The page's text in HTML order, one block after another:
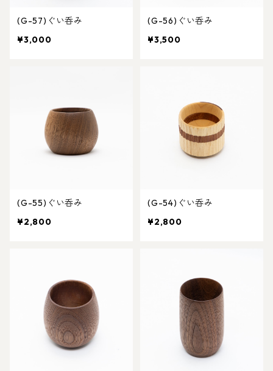
(G-57)ぐい呑み
¥3,000
(G-56)ぐい呑み
¥3,500
(G-55)ぐい呑み
¥2,800
(G-54)ぐい呑み
¥2,800